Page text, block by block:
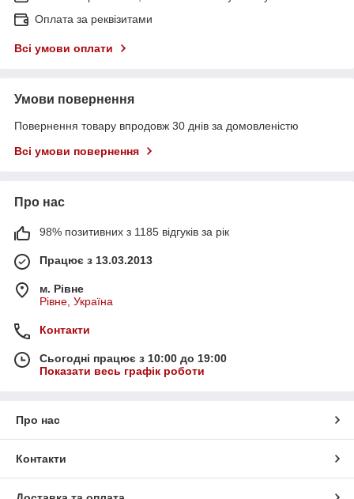
Оплата за реквізитами
Всі умови оплати
Умови повернення
Повернення товару впродовж 30 днів за домовленістю
Всі умови повернення
Про нас
98% позитивних з 1185 відгуків за рік
Працює з 13.03.2013
м. Рівне
Рівне, Україна
Контакти
Сьогодні працює з 10:00 до 19:00
Показати весь графік роботи
Про нас
Контакти